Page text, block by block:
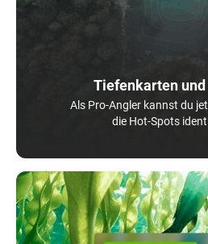
Tiefenkarten
Als Pro-Angler kannst du
die Hot-Spots